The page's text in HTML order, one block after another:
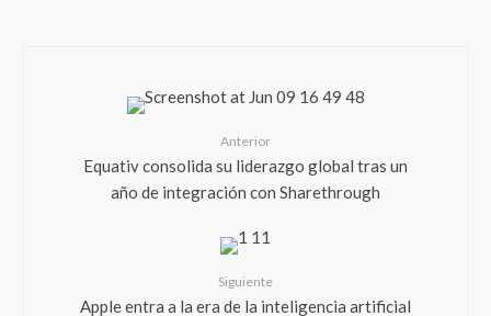
Anterior
Equativ consolida su liderazgo global tras un
año de integración con Sharethrough
Siguiente
Apple entra a la era de la inteligencia artificial